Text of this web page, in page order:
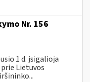
Nr. 156
1 d. įsigalioja
Lietuvos